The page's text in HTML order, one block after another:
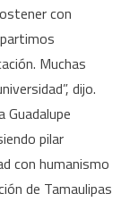
con
Muchas
dijo.
pilar
con humanismo
de Tamaulipas